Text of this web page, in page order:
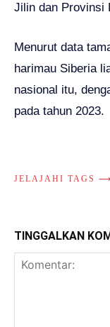
Jilin dan Provinsi
Menurut data
harimau Siberia
nasional itu,
pada tahun 2023.
JELAJAHI TAGS ⟶
TINGGALKAN